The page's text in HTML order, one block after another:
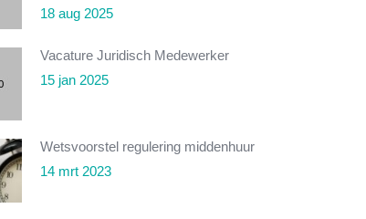
18 aug 2025
Vacature Juridisch Medewerker
15 jan 2025
Wetsvoorstel regulering middenhuur
14 mrt 2023